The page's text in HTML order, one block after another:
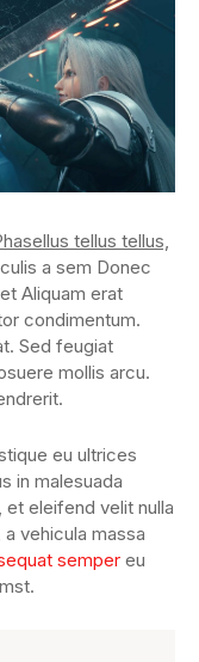
tellus tellus,
a sem Donec
Aliquam erat
condimentum.
Sed feugiat
mollis arcu.
eu ultrices
in malesuada
eleifend velit nulla
vehicula massa
semper eu